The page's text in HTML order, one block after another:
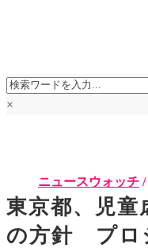
×
ニュースウォッチ /
東京都、児童
の方針 プロ